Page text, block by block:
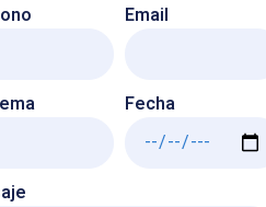
Email
Fecha